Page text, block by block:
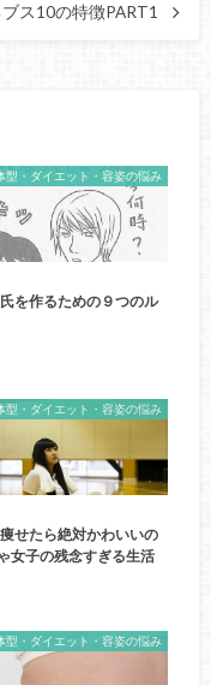
ス10の特徴PART1
型・ダイエット・容姿の悩み
を作るための９つのル
型・ダイエット・容姿の悩み
せたら絶対かわいいの
女子の残念すぎる生活
型・ダイエット・容姿の悩み